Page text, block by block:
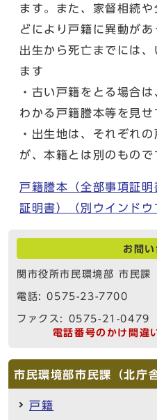
ます。また、家督相続
どにより戸籍に異動があ
出生から死亡までには
ます
・古い戸籍をとる場合
わかる戸籍謄本等を見
・出生地は、それぞれ
が、本籍とは別のもので
戸籍謄本（全部事項証
証明書）
（別ウインドウ
お問い
関市役所市民環境部 市民課
電話: 0575-23-7700
ファクス: 0575-21-0479
電話番号のかけ間違
市民環境部市民課（北庁
戸籍